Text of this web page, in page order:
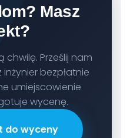
Masz
chwilę. Prześlij nam
bezpłatnie
umiejscowienie
wycenę.
do wyceny